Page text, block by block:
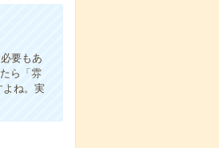
要もあ
ら「雰
ね。実